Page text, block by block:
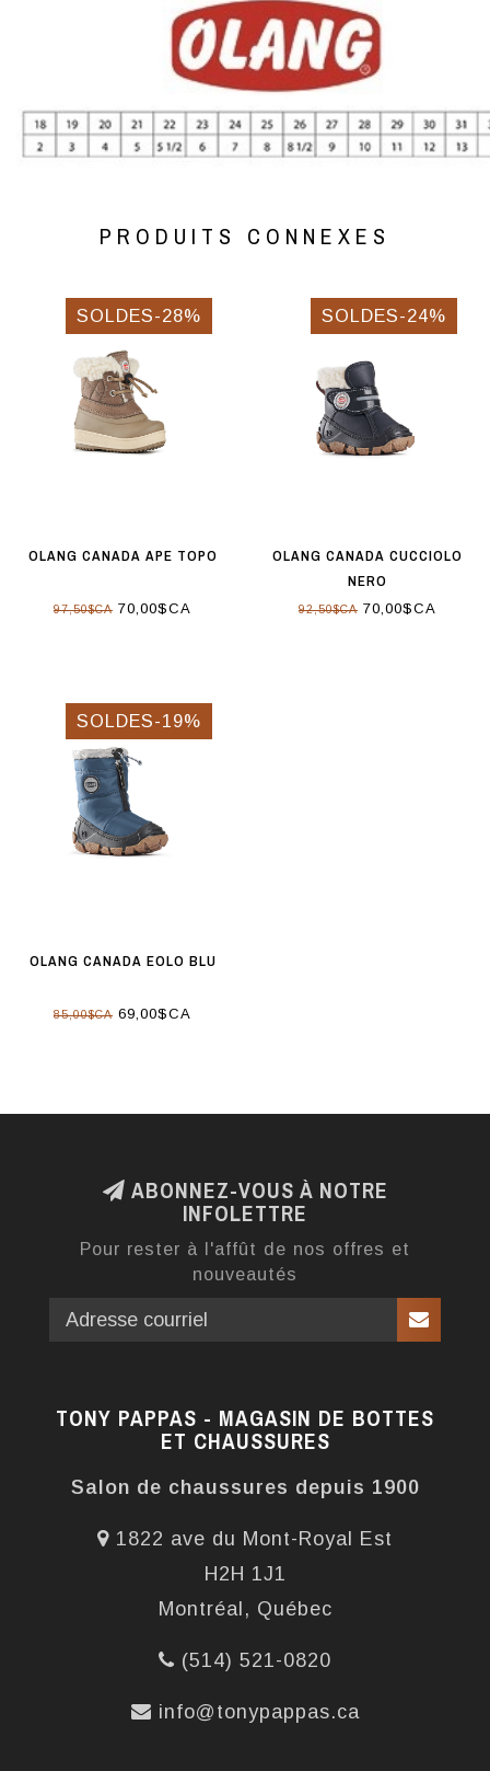
PRODUITS CONNEXES
SOLDES-28%
OLANG CANADA APE TOPO
97,50$CA 70,00$CA
SOLDES-24%
OLANG CANADA CUCCIOLO
NERO
92,50$CA 70,00$CA
SOLDES-19%
OLANG CANADA EOLO BLU
85,00$CA 69,00$CA
ABONNEZ-VOUS À NOTRE
INFOLETTRE
Pour rester à l'affût de nos offres et
nouveautés
TONY PAPPAS - MAGASIN DE BOTTES
ET CHAUSSURES
Salon de chaussures depuis 1900
1822 ave du Mont-Royal Est
H2H 1J1
Montréal, Québec
(514) 521-0820
info@tonypappas.ca